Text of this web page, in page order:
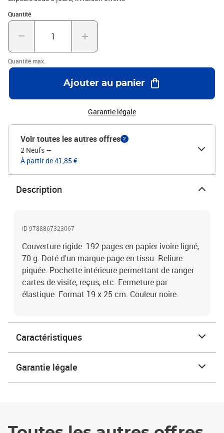
Quantité
Quantité : 1
Quantité max.
Ajouter au panier
Garantie légale
Voir toutes les autres offres 2
2 Neufs —
À partir de 41,85 €
Description
ID 9788867323067
Couverture rigide. 192 pages en papier ivoire ligné,
70 g. Doté d'un marque-page en tissu. Reliure
piquée. Pochette intérieure permettant de ranger
cartes de visite, reçus, etc. Fermeture par
élastique. Format 19 x 25 cm. Couleur noire.
Caractéristiques
Garantie légale